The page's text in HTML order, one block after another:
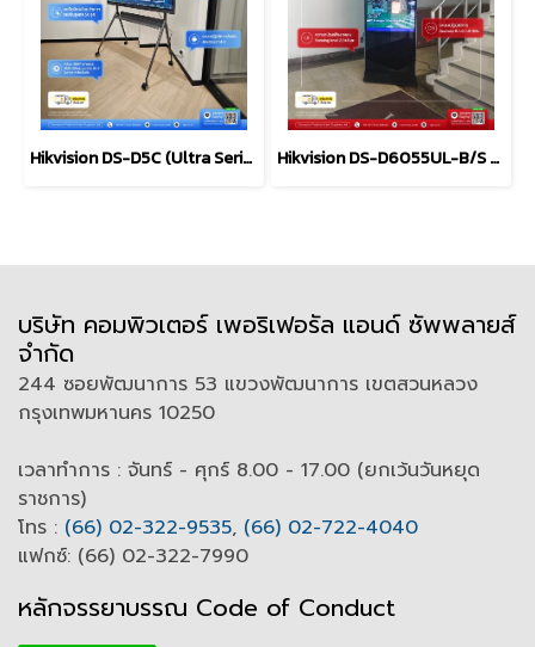
Hikvision DS-D5C (Ultra Series) Interactive Flat Panel 4K Hikvision DS-D6055UL-B/S Standing Digital Signage จอ 55 นิ้ว
บริษัท คอมพิวเตอร์ เพอริเฟอรัล แอนด์ ซัพพลายส์
จำกัด
244 ซอยพัฒนาการ 53 แขวงพัฒนาการ เขตสวนหลวง
กรุงเทพมหานคร 10250
เวลาทำการ : จันทร์ - ศุกร์ 8.00 - 17.00 (ยกเว้นวันหยุด
ราชการ)
โทร : (66) 02-322-9535, (66) 02-722-4040
แฟกซ์: (66) 02-322-7990
หลักจรรยาบรรณ Code of Conduct